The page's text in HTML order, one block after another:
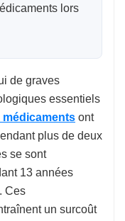
lors
de graves
essentiels
médicaments ont
plus de deux
se sont
13 années
Ces
un surcoût